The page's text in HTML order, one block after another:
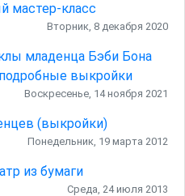
мастер-класс
Вторник, 8 декабря 2020
младенца Бэби Бона
выкройки
Воскресенье, 14 ноября 2021
(выкройки)
Понедельник, 19 марта 2012
из бумаги
Среда, 24 июля 2013